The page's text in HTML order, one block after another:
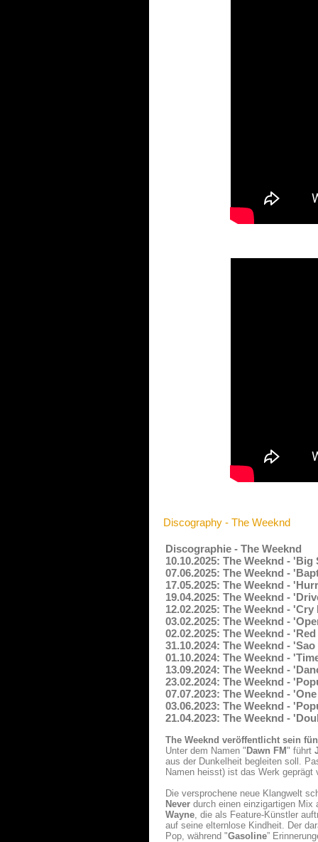
Discography - The Weeknd
Discographie - The Weeknd
10.10.2025: The Weeknd -
07.06.2025: The Weeknd -
17.05.2025: The Weeknd -
19.04.2025: The Weeknd -
12.02.2025: The Weeknd -
03.02.2025: The Weeknd -
02.02.2025: The Weeknd -
31.10.2024: The Weeknd -
01.10.2024: The Weeknd -
13.09.2024: The Weeknd -
23.02.2024: The Weeknd -
07.07.2023: The Weeknd -
03.06.2023: The Weeknd -
21.04.2023: The Weeknd -
The Weeknd veröffentlicht sein
Unter dem Namen " Dawn FM" führt
aus der Dunkelheit begleiten soll.
Namen heisst) ist das Werk
Die versprochene neue Klangwelt
Never durch einen einzigartigen Mix
Wayne, die als Feature-Künstler
auf seine elternlose Kindheit. Der
Pop, während "Gasoline”